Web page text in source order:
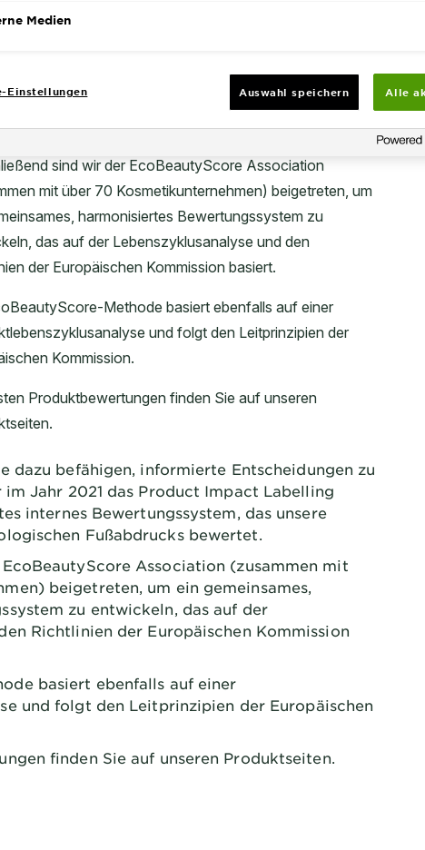
dazu befähigen, informierte Entscheidungen zu
Jahr 2021 das Product Impact Labelling
internes Bewertungssystem, das unsere
Fußabdrucks bewertet.
Association (zusammen mit
beigetreten, um ein gemeinsames,
zu entwickeln, das auf der
Richtlinien der Europäischen Kommission
basiert ebenfalls auf einer
und folgt den Leitprinzipien der Europäischen
finden Sie auf unseren Produktseiten.
Medien
Einstellungen Auswahl speichern Alle